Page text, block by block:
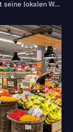
Der Coop-Supermarkt behält seine lokalen Wurzeln mit einem umfassenden Angebot